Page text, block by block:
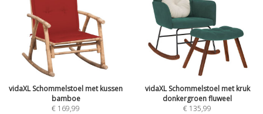
vidaXL Schommelstoel met kussen
bamboe
€ 169,99
vidaXL Schommelstoel met kruk
donkergroen fluweel
€ 135,99